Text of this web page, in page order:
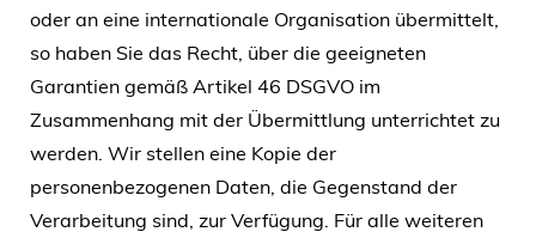
oder an eine internationale Organisation übermittelt,
so haben Sie das Recht, über die geeigneten
Garantien gemäß Artikel 46 DSGVO im
Zusammenhang mit der Übermittlung unterrichtet zu
werden. Wir stellen eine Kopie der
personenbezogenen Daten, die Gegenstand der
Verarbeitung sind, zur Verfügung. Für alle weiteren